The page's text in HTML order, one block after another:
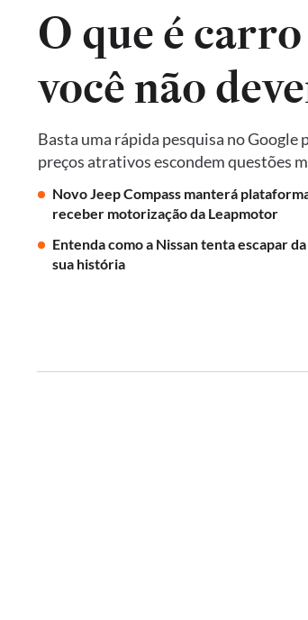
O que é
você não
Basta uma rápida pesquisa no Google
preços atrativos escondem questões
Novo Jeep Compass manterá
receber motorização da Leapmotor
Entenda como a Nissan tenta escapar
sua história